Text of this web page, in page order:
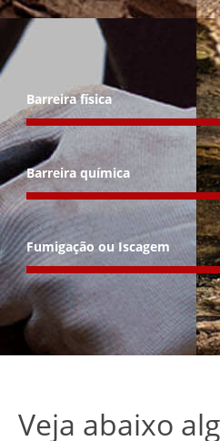
Barreira física
Barreira química
Fumigação ou Iscagem
Veja abaixo